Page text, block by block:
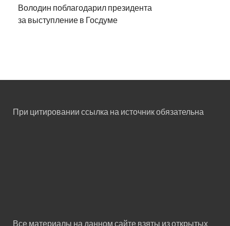
Володин поблагодарил президента
за выступление в Госдуме
При цитировании ссылка на источник обязательна
Все материалы на данном сайте взяты из открытых